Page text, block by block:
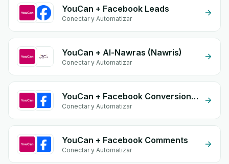
YouCan + Facebook Leads
Conectar y Automatizar
YouCan + Al-Nawras (Nawris)
Conectar y Automatizar
YouCan + Facebook Conversion API (CAPI)
Conectar y Automatizar
YouCan + Facebook Comments
Conectar y Automatizar